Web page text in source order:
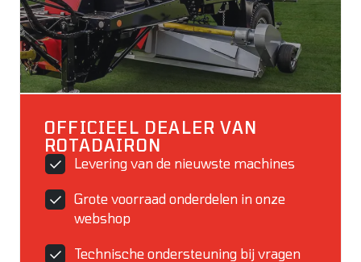
OFFICIEEL DEALER VAN
ROTADAIRON
Levering van de nieuwste machines
Grote voorraad onderdelen in onze
webshop
Technische ondersteuning bij vragen